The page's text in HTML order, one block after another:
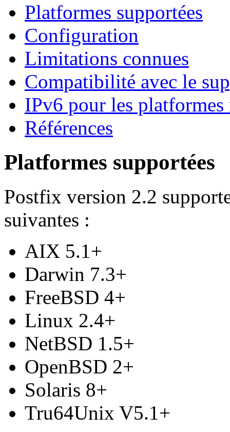
Platformes supportées
Configuration
Limitations connues
Compatibilité avec le
IPv6 pour les platformes
Références
Platformes supportées
Postfix version 2.2
suivantes :
AIX 5.1+
Darwin 7.3+
FreeBSD 4+
Linux 2.4+
NetBSD 1.5+
OpenBSD 2+
Solaris 8+
Tru64Unix V5.1+